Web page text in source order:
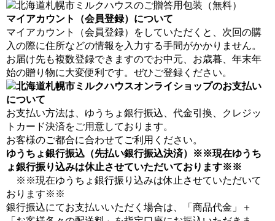
マイアカウント（会員登録）について
マイアカウント（会員登録）をしていただくと、次回の購
入の際に住所などの情報を入力する手間がかかりません。
お届け先も複数登録できますのでお中元、お歳暮、年末年
始の贈り物に大変便利です。ぜひご登録ください。
お支払い方法は、ゆうちょ銀行振込、代金引換、クレジッ
トカード決済をご用意しております。
お客様のご都合に合わせてご利用ください。
ゆうちょ銀行振込（先払い銀行振込決済）※※現在ゆうち
ょ銀行振り込みは休止させていただいております※※
※※現在ゆうちょ銀行振り込みは休止させていただいて
おります※※
銀行振込にてお支払いいただく場合は、「商品代金」＋